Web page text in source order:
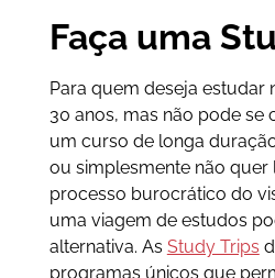
Faça uma
Para quem deseja estudar
30 anos, mas não pode
um curso de longa
ou simplesmente não quer
processo burocrático do
uma viagem de estudos
alternativa. As Study Trips
programas únicos que